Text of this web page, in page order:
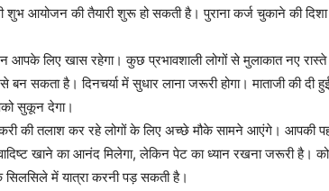
शुभ आयोजन की तैयारी शुरू हो सकती है। पुराना कर्ज चुकाने की
आपके लिए खास रहेगा। कुछ प्रभावशाली लोगों से मुलाकात नए
बन सकता है। दिनचर्या में सुधार लाना जरूरी होगा। माताजी की दी
सुकून देगा।
की तलाश कर रहे लोगों के लिए अच्छे मौके सामने आएंगे। आपकी
खाने का आनंद मिलेगा, लेकिन पेट का ध्यान रखना जरूरी है।
में यात्रा करनी पड़ सकती है।